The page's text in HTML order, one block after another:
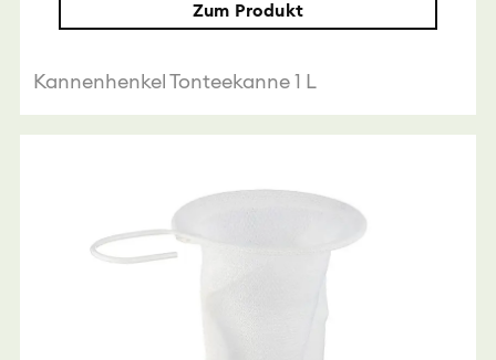
Zum Produkt
Kannenhenkel Tonteekanne 1 L